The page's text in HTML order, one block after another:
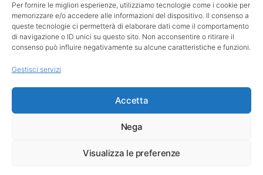
Per fornire le migliori esperienze, utilizziamo tecnologie come i cookie per
memorizzare e/o accedere alle informazioni del dispositivo. Il consenso a
queste tecnologie ci permetterà di elaborare dati come il comportamento
di navigazione o ID unici su questo sito. Non acconsentire o ritirare il
consenso può influire negativamente su alcune caratteristiche e funzioni.
Gestisci servizi
Accetta
Nega
Visualizza le preferenze
STORIE
Turnberry 2009: il putt sospeso tra vittoria
e memoria
Quando la palla resta sul bordo della buca, il golf misura ciò